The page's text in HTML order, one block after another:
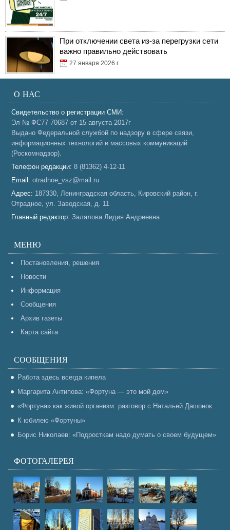
При отключении света из-за перегрузки сети
важно правильно действовать
27 января 2026 г.
О НАС
Свидетельство о регистрации СМИ:
Эл № ФС77-70687 от 15 августа 2017г
Выдано Федеральной службой по надзору в сфере связи,
информационных технологий и массовых коммуникаций
(Роскомнадзор).
Телефон редакции: 8 (81362) 4-12-11
Email: otradnoe_vsz@mail.ru
Адрес: 187330, Ленинградская область, Кировский район, г.
Отрадное, ул. Заводская, д. 11
Главный редактор: Залялова Лидия Андреевна
МЕНЮ
Постановления, решения
Новости
Информация
Сообщения
Архив газеты
Карта сайта
СООБЩЕНИЯ
Работа здесь всегда кипела
Маргарита Антипова: «Фортуна — это мой дом»
«Фортуна» как живой организм: разговор с Натальей Дашонок
К юбилею «Фортуны»
Борис Николаев: «Подросткам надо думать о своем будущем»
ФОТОГАЛЕРЕЯ